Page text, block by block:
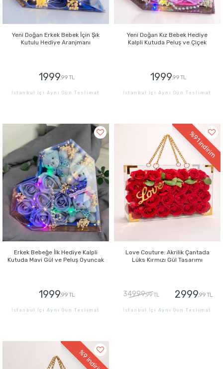
Yeni Doğan Erkek Bebek İçin Şık
Kutulu Hediye Aranjmanı
1999,99 TL
İstanbul İçi Aynı Gün Teslimat
Yeni Doğan Kız Bebek Hediye
Kalpli Kutuda Peluş ve Çiçek
1999,99 TL
İstanbul İçi Aynı Gün Teslimat
Erkek Bebeğe İlk Hediye Kalpli
Kutuda Mavi Gül ve Peluş Oyuncak
1999,99 TL
İstanbul İçi Aynı Gün Teslimat
%91
indirim
Love Couture: Akrilik Çantada
Lüks Kırmızı Gül Tasarımı
34999,99 TL 2999,99 TL
İstanbul İçi Aynı Gün Teslimat
%9